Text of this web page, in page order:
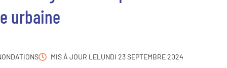
urbaine
MIS À JOUR LELUNDI 23 SEPTEMBRE 2024